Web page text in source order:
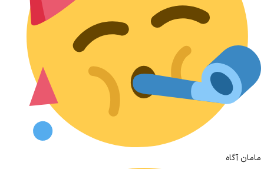
مامان آگاه